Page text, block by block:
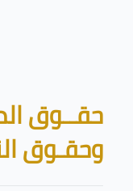
الكتل
حقــوق
وحقـوق